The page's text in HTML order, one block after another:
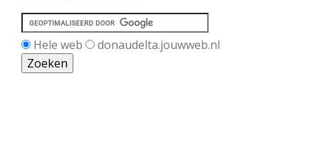
Hele web donaudelta.jouwweb.nl